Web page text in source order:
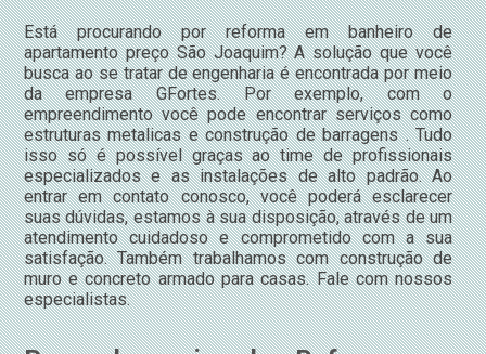
Está procurando por reforma em banheiro de
apartamento preço São Joaquim? A solução que você
busca ao se tratar de engenharia é encontrada por meio
da empresa GFortes. Por exemplo, com o
empreendimento você pode encontrar serviços como
estruturas metalicas e construção de barragens . Tudo
isso só é possível graças ao time de profissionais
especializados e as instalações de alto padrão. Ao
entrar em contato conosco, você poderá esclarecer
suas dúvidas, estamos à sua disposição, através de um
atendimento cuidadoso e comprometido com a sua
satisfação. Também trabalhamos com construção de
muro e concreto armado para casas. Fale com nossos
especialistas.